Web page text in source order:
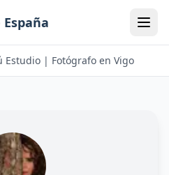
España
Estudio | Fotógrafo en Vigo